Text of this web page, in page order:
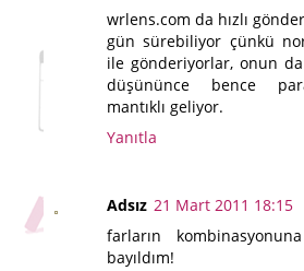
wrlens.com da hızlı
gün sürebiliyor çünkü
ile gönderiyorlar, onun
düşününce bence
mantıklı geliyor.
Yanıtla
Adsız 21 Mart 2011 18:15
farların
bayıldım!